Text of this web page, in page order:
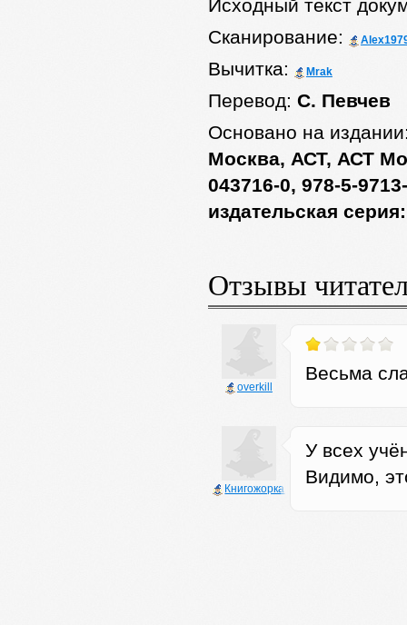
Исходный текст
Сканирование:
Вычитка: Mrak
Перевод: С. Певчев
Основано на
Москва, АСТ, АСТ
043716-0, 978-5-
издательская
Отзывы
оverkill
Весьма
Книгожорка
У всех
Видимо,